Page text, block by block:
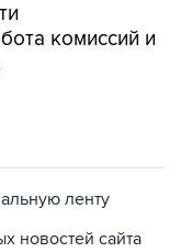
комиссий и
ленту
новостей сайта